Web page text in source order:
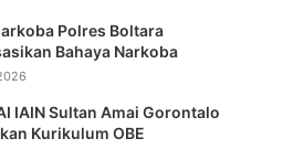
Polres Boltara
Bahaya Narkoba
IAIN Sultan Amai Gorontalo
Kurikulum OBE